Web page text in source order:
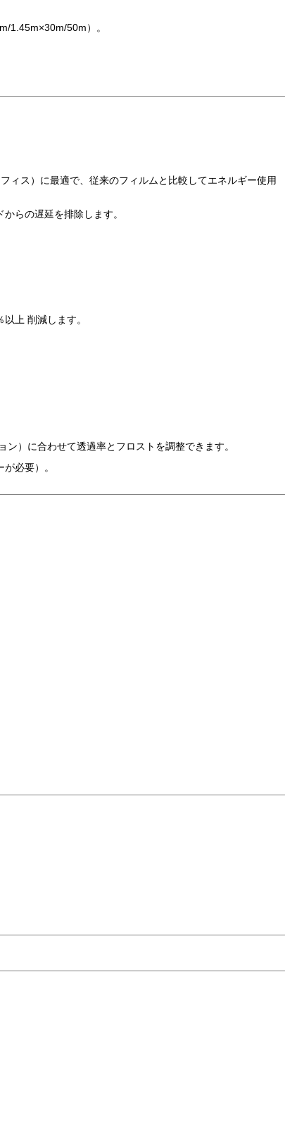
1.45m×30m/50m）。
ィス）に最適で、従来のフィルムと比較してエネルギー使用
らの遅延を排除します。
上 削減します。
）に合わせて透過率とフロストを調整できます。
必要）。